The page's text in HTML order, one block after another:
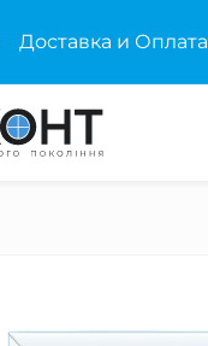
Доставка и Оплата